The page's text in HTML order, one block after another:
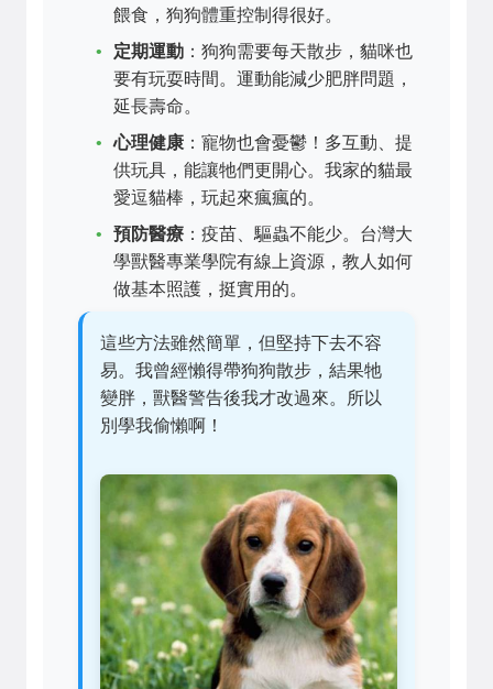
餵食，狗狗體重控制得很好。
定期運動 ：狗狗需要每天散步，貓咪也
要有玩耍時間。運動能減少肥胖問題，
延長壽命。
心理健康 ：寵物也會憂鬱！多互動、提
供玩具，能讓牠們更開心。我家的貓最
愛逗貓棒，玩起來瘋瘋的。
預防醫療 ：疫苗、驅蟲不能少。台灣大
學獸醫專業學院有線上資源，教人如何
做基本照護，挺實用的。
這些方法雖然簡單，但堅持下去不容
易。我曾經懶得帶狗狗散步，結果牠
變胖，獸醫警告後我才改過來。所以
別學我偷懶啊！